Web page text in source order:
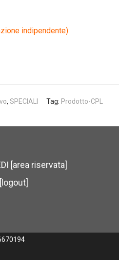
indipendente)
, SPECIALI Tag: Prodotto-CPL
[area riservata]